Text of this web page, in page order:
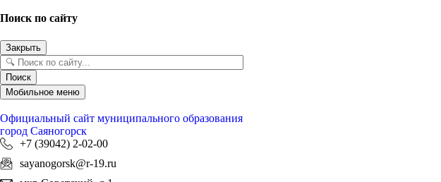
Поиск по сайту
Закрыть
Поиск
Мобильное меню
Официальный сайт муниципального образования
город Саяногорск
+7 (39042) 2-02-00
sayanogorsk@r-19.ru